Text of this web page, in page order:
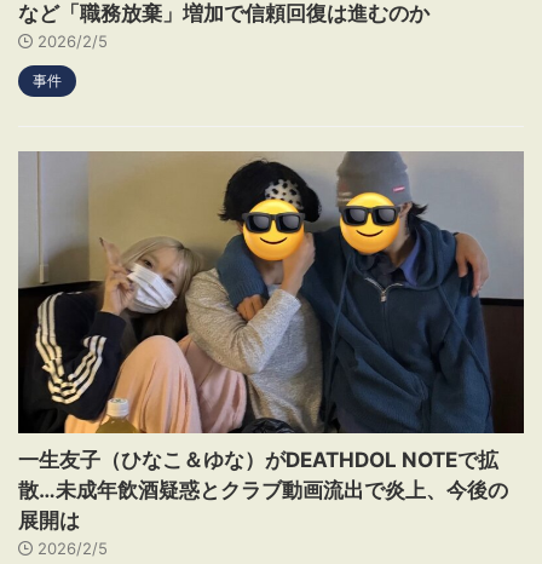
など「職務放棄」増加で信頼回復は進むのか
2026/2/5
事件
一生友子（ひなこ＆ゆな）がDEATHDOL NOTEで拡
散…未成年飲酒疑惑とクラブ動画流出で炎上、今後の
展開は
2026/2/5